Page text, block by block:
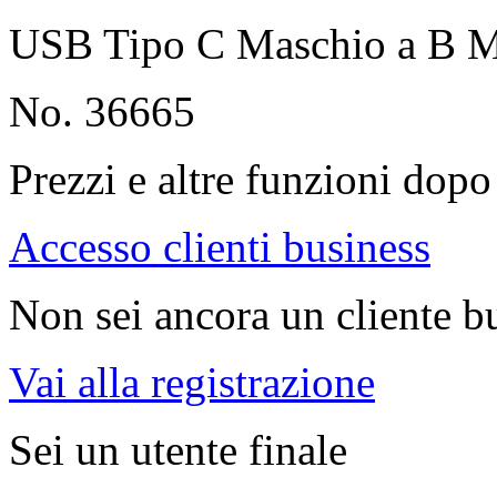
USB Tipo C Maschio a B
No. 36665
Prezzi e altre funzioni
Accesso clienti business
Non sei ancora un cliente
Vai alla registrazione
Sei un utente finale